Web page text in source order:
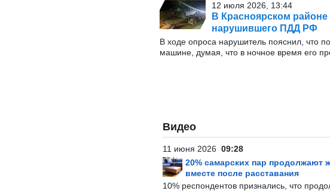
12 июля 2026, 13:44
В Красноярском
нарушившего ПДД РФ
В ходе опроса нарушитель пояснил, что
машине, думая, что в ночное время его
Видео
11 июня 2026 09:28
20% самарских пар продолжают
вместе после расставания
10% респондентов признались, что